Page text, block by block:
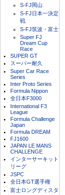
S-FJ岡山
S-FJ日本一決定
戦
S-FJ筑波・富士
Super FJ
Dream Cup
Race
SUPER GT
スーパー耐久
Super Car Race
Series
Inter Proto Series
Formula Nippon
全日本F3000
International F3
League
Formula Challenge
Japan
Formula DREAM
FJ1600
JAPAN LE MANS
CHALLENGE
インターサーキット
リーグ
JSPC
全日本GT選手権
富士ロングディスタ